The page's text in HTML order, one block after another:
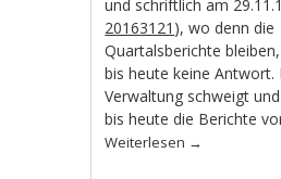
und schriftlich am
20163121 ), wo denn die
Quartalsberichte
bis heute keine Antwort.
Verwaltung schweigt
bis heute die Berichte
Weiterlesen →